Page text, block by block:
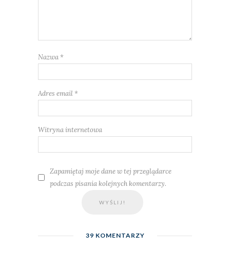
Nazwa *
Adres email *
Witryna internetowa
Zapamiętaj moje dane w tej przeglądarce
podczas pisania kolejnych komentarzy.
39 KOMENTARZY